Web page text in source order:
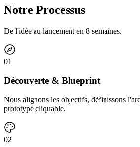
Notre Processus
De l'idée au lancement en 8 semaines.
01
Découverte & Blueprint
Nous alignons les objectifs, définissons
prototype cliquable.
02